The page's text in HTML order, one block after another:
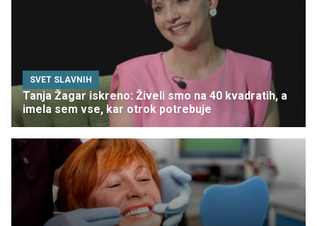
SVET SLAVNIH
Tanja Žagar iskreno: Živeli smo na 40 kvadratih, a
imela sem vse, kar otrok potrebuje